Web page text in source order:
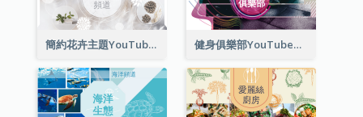
簡約花卉主題YouTube頻道圖片 健身俱樂部YouTube頻道圖片